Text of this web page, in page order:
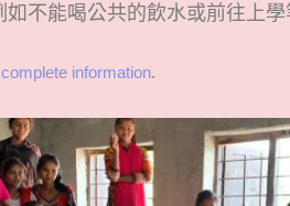
如不能喝公共的飲水或前往上學
complete information.